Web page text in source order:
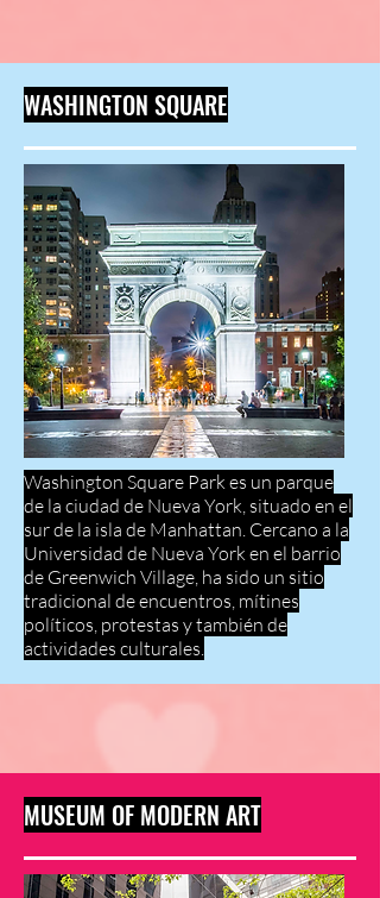
WASHINGTON SQUARE
Washington Square Park es un parque
de la ciudad de Nueva York, situado en el
sur de la isla de Manhattan. Cercano a la
Universidad de Nueva York en el barrio
de Greenwich Village, ha sido un sitio
tradicional de encuentros, mítines
políticos, protestas y también de
actividades culturales.
MUSEUM OF MODERN ART